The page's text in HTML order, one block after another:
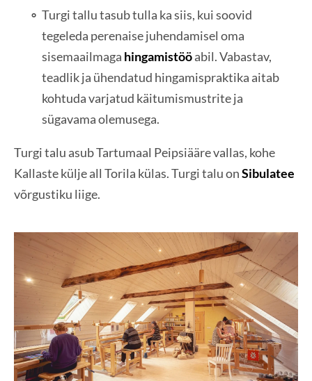
Turgi tallu tasub tulla ka siis, kui soovid
tegeleda perenaise juhendamisel oma
sisemaailmaga hingamistööabil. Vabastav,
teadlik ja ühendatud hingamispraktika aitab
kohtuda varjatud käitumismustrite ja
sügavama olemusega.
Turgi talu asub Tartumaal Peipsiääre vallas, kohe
Kallaste külje all Torila külas. Turgi talu onSibulatee
võrgustiku liige.